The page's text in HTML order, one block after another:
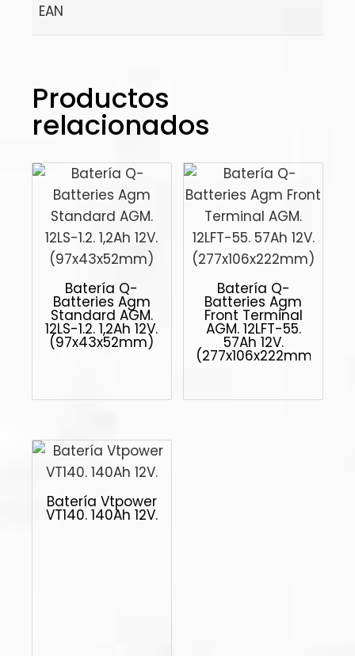
EAN
Productos
relacionados
Batería Q-
Batteries Agm
Standard AGM.
12LS-1.2. 1,2Ah 12V.
(97x43x52mm)
Batería Q-
Batteries Agm
Front Terminal
AGM. 12LFT-55.
57Ah 12V.
(277x106x222mm)
Batería Vtpower
VT140. 140Ah 12V.